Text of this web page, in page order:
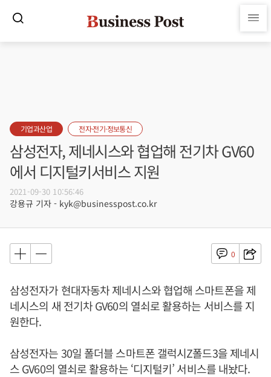
기업과산업 전자·전기·정보통신
삼성전자, 제네시스와 협업해 전기차 GV60
에서 디지털키서비스 지원
2021-09-30 10:56:46
강용규 기자 - kyk@businesspost.co.kr
0
삼성전자가 현대자동차 제네시스와 협업해 스마트폰을 제
네시스의 새 전기차 GV60의 열쇠로 활용하는 서비스를 지
원한다.
삼성전자는 30일 폴더블 스마트폰 갤럭시Z폴드3을 제네시
스 GV60의 열쇠로 활용하는 ‘디지털키’ 서비스를 내놨다.